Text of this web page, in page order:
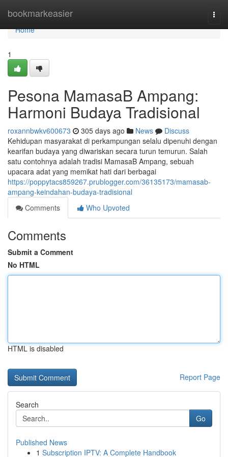
bookmarkeasier
Home
Home
1
Pesona MamasaB Ampang:
Harmoni Budaya Tradisional
roxannbwkv600673 305 days ago News
Discuss
Kehidupan masyarakat di perkampungan selalu dipenuhi dengan
kearifan budaya yang diwariskan secara turun temurun. Salah
satu contohnya adalah tradisi MamasaB Ampang, sebuah
upacara adat yang memikat hati dari berbagai
https://poppytacs859267.prublogger.com/36135173/mamasab-
ampang-keindahan-budaya-tradisional
Comments
Who Upvoted
Comments
Submit a Comment
No HTML
HTML is disabled
Report Page
Search
Go
Published News
1 Subscription IPTV: A Complete Handbook